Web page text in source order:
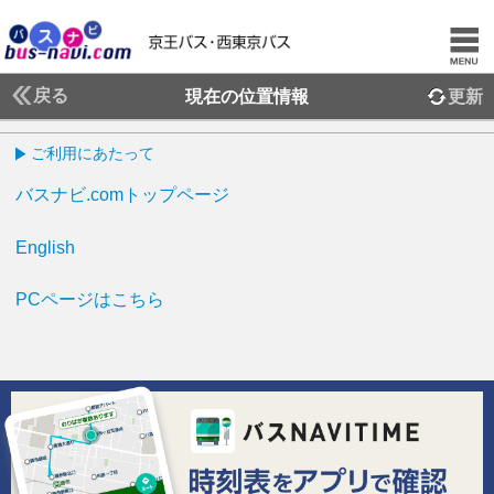
戻る 現在の位置情報 更新
ご利用にあたって
バスナビ.comトップページ
English
PCページはこちら